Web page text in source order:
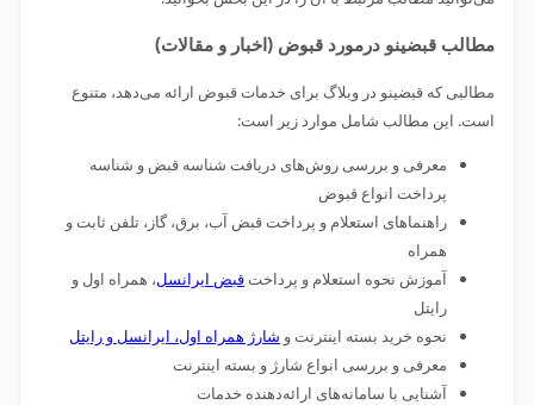
مطالب قبضینو درمورد قبوض (اخبار و مقالات)
مطالبی که قبضینو در وبلاگ برای خدمات قبوض ارائه می‌دهد، متنوع‌
است. این مطالب شامل موارد زیر است:
معرفی و بررسی روش‌های دریافت شناسه قبض و شناسه
پرداخت انواع قبوض
راهنماهای استعلام و پرداخت قبض آب، برق، گاز، تلفن ثابت و
همراه
آموزش نحوه استعلام و پرداختقبض ایرانسل، همراه اول و
رایتل
نحوه خرید بسته اینترنت و شارژ همراه اول، ایرانسل و رایتل
معرفی و بررسی انواع شارژ و بسته اینترنت
آشنایی با سامانه‌های ارائه‌دهنده خدمات